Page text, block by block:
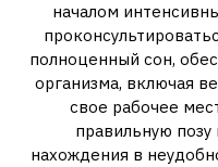
началом
полноценный сон,
организма, включая
свое рабочее
правильную
нахождения в